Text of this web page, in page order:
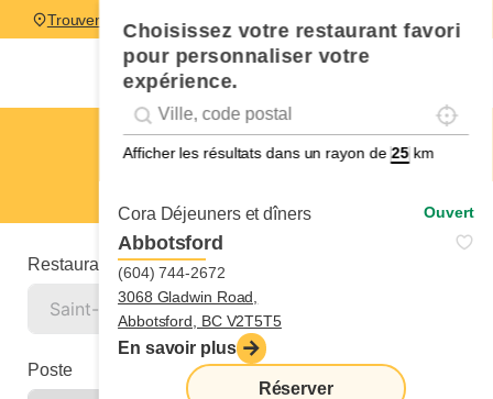
Choisissez votre restaurant favori
pour personnaliser votre
expérience.
Geolocation
Géolocalisation
Afficher les résultats dans un rayon de km
Cora Déjeuners et dîners Ouvert
Abbotsford
(604) 744-2672
3068 Gladwin Road,
Abbotsford, BC V2T5T5
En savoir plus
Réserver
Trouver un restaurant
Saint-Jérôme
Restaurant
Poste